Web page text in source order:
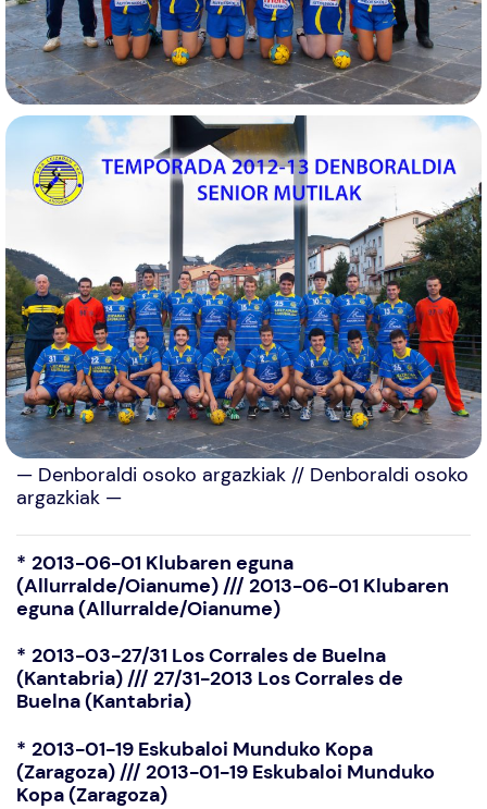
— Denboraldi osoko argazkiak // Denboraldi osoko
argazkiak —
* 2013-06-01 Klubaren eguna
(Allurralde/Oianume) /// 2013-06-01 Klubaren
eguna (Allurralde/Oianume)
* 2013-03-27/31 Los Corrales de Buelna
(Kantabria) /// 27/31-2013 Los Corrales de
Buelna (Kantabria)
* 2013-01-19 Eskubaloi Munduko Kopa
(Zaragoza) /// 2013-01-19 Eskubaloi Munduko
Kopa (Zaragoza)